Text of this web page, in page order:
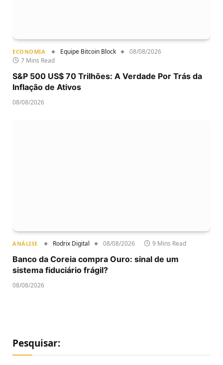
ECONOMIA Equipe Bitcoin Block
08/08/2026
7 Mins Read
S&P 500 US$ 70 Trilhões: A Verdade Por Trás da
Inflação de Ativos
08/08/2026
ANÁLISE Rodrix Digital 08/08/2026 9 Mins Read
Banco da Coreia compra Ouro: sinal de um
sistema fiduciário frágil?
08/08/2026
Pesquisar: